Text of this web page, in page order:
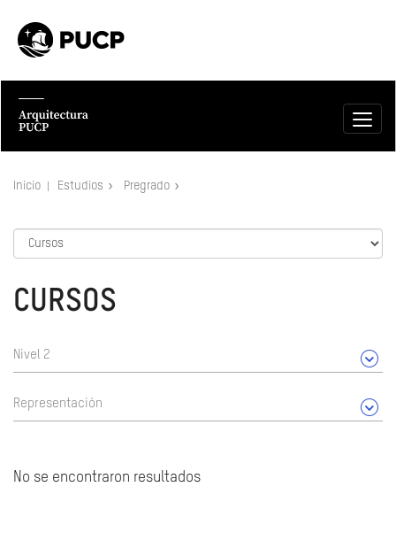
Inicio Estudios Pregrado
CURSOS
Nivel 2
Representación
No se encontraron resultados